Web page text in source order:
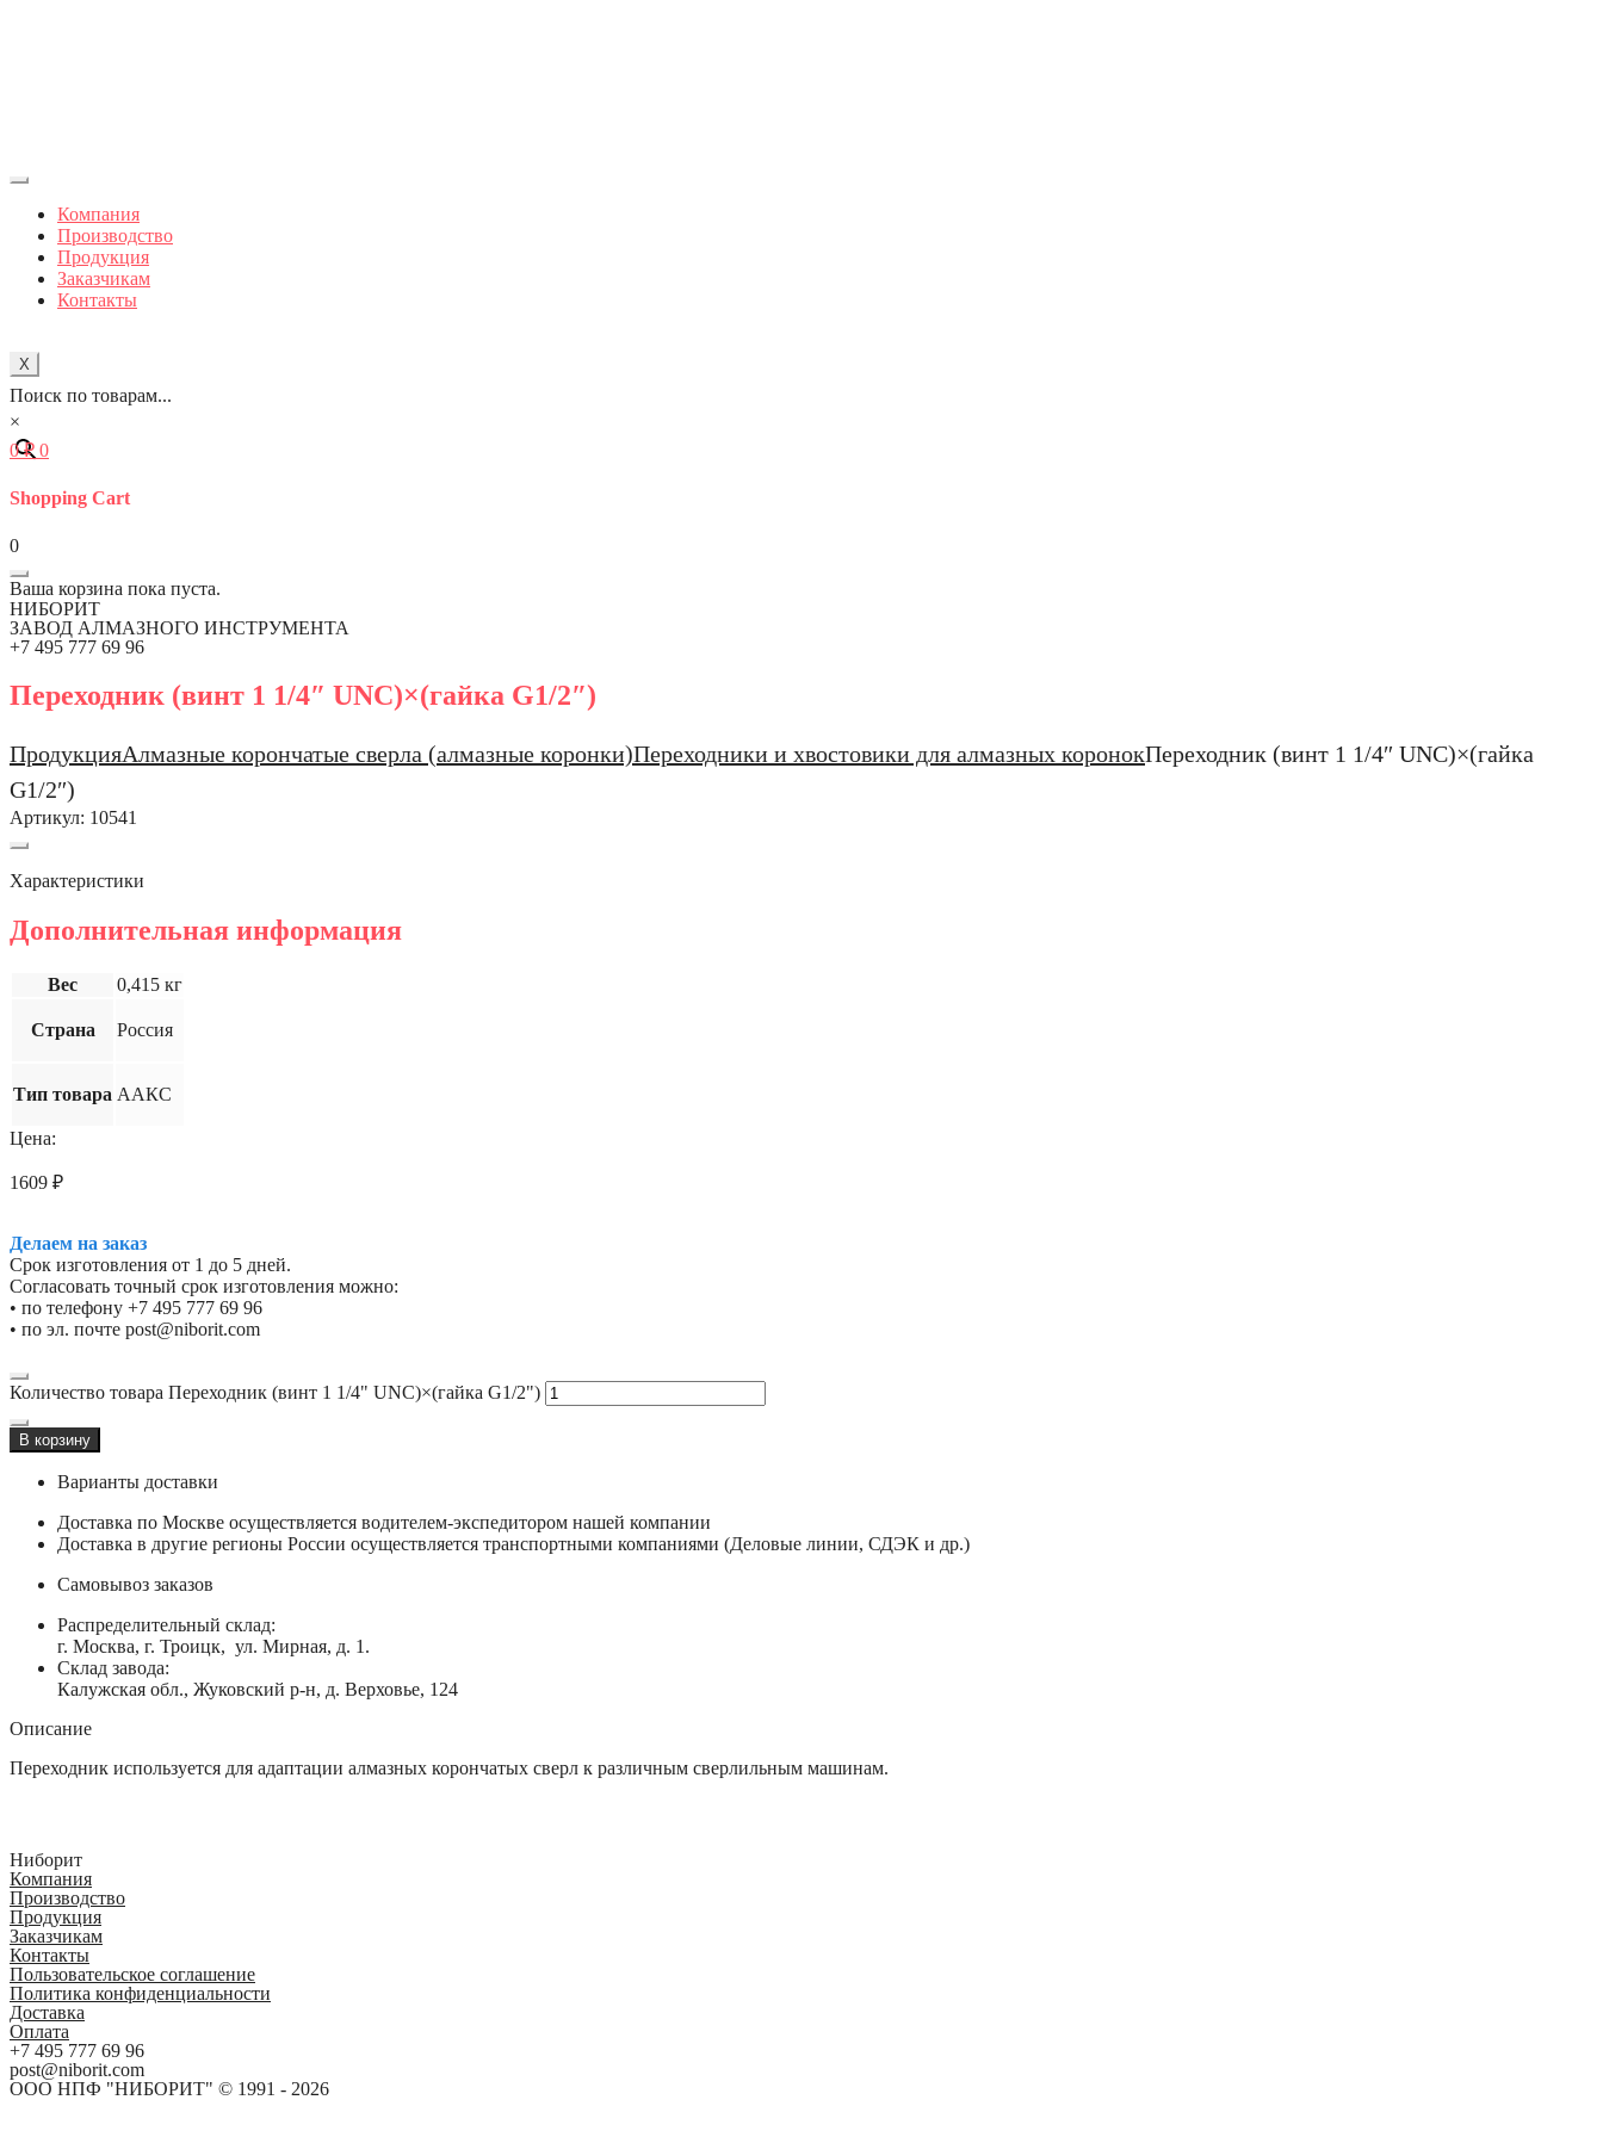
Компания
Производство
Продукция
Заказчикам
Контакты
X
Поиск по товарам...
×
0₽ 0
Shopping Cart
0
Ваша корзина пока пуста.
НИБОРИТ
ЗАВОД АЛМАЗНОГО ИНСТРУМЕНТА
+7 495 777 69 96
Переходник (винт 1 1/4″ UNC)×(гайка G1/2″)
ПродукцияАлмазные корончатые сверла (алмазные коронки)Переходники и хвостовики для алмазных коронокПереходник (винт 1 1/4″ UNC)×(гайка
G1/2″)
Артикул: 10541
Характеристики
Дополнительная информация
Вес 0,415 кг
Страна Россия
Тип товара ААКС
Цена:
1609 ₽
Делаем на заказ
Срок изготовления от 1 до 5 дней.
Согласовать точный срок изготовления можно:
• по телефону +7 495 777 69 96
• по эл. почте post@niborit.com
Количество товара Переходник (винт 1 1/4" UNC)×(гайка G1/2")
В корзину
Варианты доставки
Доставка по Москве осуществляется водителем-экспедитором нашей компании
Доставка в другие регионы России осуществляется транспортными компаниями (Деловые линии, СДЭК и др.)
Самовывоз заказов
Распределительный склад:
г. Москва, г. Троицк, ул. Мирная, д. 1.
Склад завода:
Калужская обл., Жуковский р-н, д. Верховье, 124
Описание
Переходник используется для адаптации алмазных корончатых сверл к различным сверлильным машинам.
Ниборит
Компания
Производство
Продукция
Заказчикам
Контакты
Пользовательское соглашение
Политика конфиденциальности
Доставка
Оплата
+7 495 777 69 96
post@niborit.com
ООО НПФ "НИБОРИТ" © 1991 - 2026